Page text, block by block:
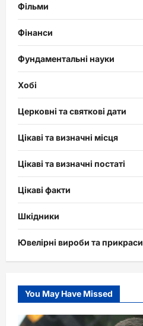
Фільми
Фінанси
Фундаментальні науки
Хобі
Церковні та святкові дати
Цікаві та визначні місця
Цікаві та визначні постаті
Цікаві факти
Шкідники
Ювелірні вироби та прикраси
You May Have Missed